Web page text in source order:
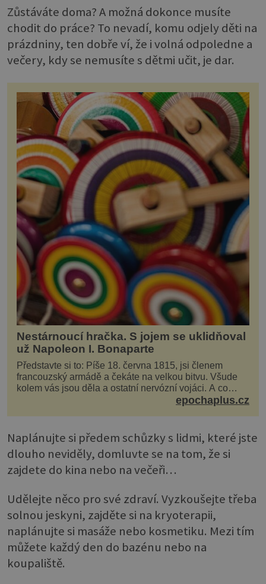
Zůstáváte doma? A možná dokonce musíte
chodit do práce? To nevadí, komu odjely děti na
prázdniny, ten dobře ví, že i volná odpoledne a
večery, kdy se nemusíte s dětmi učit, je dar.
Nestárnoucí hračka. S jojem se uklidňoval
už Napoleon I. Bonaparte
Představte si to: Píše 18. června 1815, jsi členem
francouzský armádě a čekáte na velkou bitvu. Všude
kolem vás jsou děla a ostatní nervózní vojáci. A co
děláte vy? Hrajete si… s jojem! Zdá se v...epochaplus.cz
Naplánujte si předem schůzky s lidmi, které jste
dlouho neviděly, domluvte se na tom, že si
zajdete do kina nebo na večeři…
Udělejte něco pro své zdraví. Vyzkoušejte třeba
solnou jeskyni, zajděte si na kryoterapii,
naplánujte si masáže nebo kosmetiku. Mezi tím
můžete každý den do bazénu nebo na
koupaliště.